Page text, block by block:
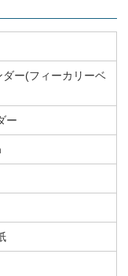
ー(フィーカリーベ
ー